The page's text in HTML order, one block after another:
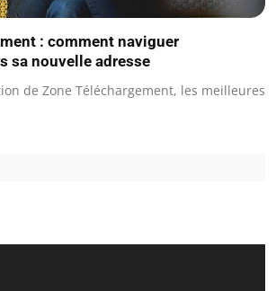
: comment naviguer
sa nouvelle adresse
de Zone Téléchargement, les meilleures